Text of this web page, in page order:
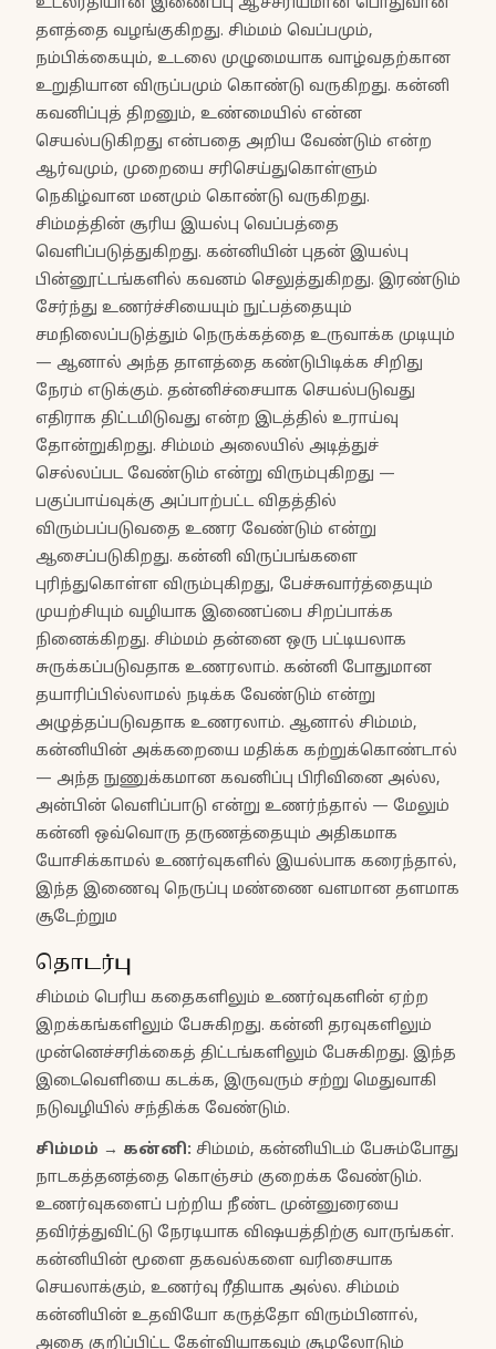
உடல்ரீதியான இணைப்பு ஆச்சரியமான பொதுவான
தளத்தை வழங்குகிறது. சிம்மம் வெப்பமும்,
நம்பிக்கையும், உடலை முழுமையாக வாழ்வதற்கான
உறுதியான விருப்பமும் கொண்டு வருகிறது. கன்னி
கவனிப்புத் திறனும், உண்மையில் என்ன
செயல்படுகிறது என்பதை அறிய வேண்டும் என்ற
ஆர்வமும், முறையை சரிசெய்துகொள்ளும்
நெகிழ்வான மனமும் கொண்டு வருகிறது.
சிம்மத்தின் சூரிய இயல்பு வெப்பத்தை
வெளிப்படுத்துகிறது. கன்னியின் புதன் இயல்பு
பின்னூட்டங்களில் கவனம் செலுத்துகிறது. இரண்டும்
சேர்ந்து உணர்ச்சியையும் நுட்பத்தையும்
சமநிலைப்படுத்தும் நெருக்கத்தை உருவாக்க முடியும்
— ஆனால் அந்த தாளத்தை கண்டுபிடிக்க சிறிது
நேரம் எடுக்கும். தன்னிச்சையாக செயல்படுவது
எதிராக திட்டமிடுவது என்ற இடத்தில் உராய்வு
தோன்றுகிறது. சிம்மம் அலையில் அடித்துச்
செல்லப்பட வேண்டும் என்று விரும்புகிறது —
பகுப்பாய்வுக்கு அப்பாற்பட்ட விதத்தில்
விரும்பப்படுவதை உணர வேண்டும் என்று
ஆசைப்படுகிறது. கன்னி விருப்பங்களை
புரிந்துகொள்ள விரும்புகிறது, பேச்சுவார்த்தையும்
முயற்சியும் வழியாக இணைப்பை சிறப்பாக்க
நினைக்கிறது. சிம்மம் தன்னை ஒரு பட்டியலாக
சுருக்கப்படுவதாக உணரலாம். கன்னி போதுமான
தயாரிப்பில்லாமல் நடிக்க வேண்டும் என்று
அழுத்தப்படுவதாக உணரலாம். ஆனால் சிம்மம்,
கன்னியின் அக்கறையை மதிக்க கற்றுக்கொண்டால்
— அந்த நுணுக்கமான கவனிப்பு பிரிவினை அல்ல,
அன்பின் வெளிப்பாடு என்று உணர்ந்தால் — மேலும்
கன்னி ஒவ்வொரு தருணத்தையும் அதிகமாக
யோசிக்காமல் உணர்வுகளில் இயல்பாக கரைந்தால்,
இந்த இணைவு நெருப்பு மண்ணை வளமான தளமாக
சூடேற்றும
தொடர்பு
சிம்மம் பெரிய கதைகளிலும் உணர்வுகளின் ஏற்ற
இறக்கங்களிலும் பேசுகிறது. கன்னி தரவுகளிலும்
முன்னெச்சரிக்கைத் திட்டங்களிலும் பேசுகிறது. இந்த
இடைவெளியை கடக்க, இருவரும் சற்று மெதுவாகி
நடுவழியில் சந்திக்க வேண்டும்.
சிம்மம் → கன்னி: சிம்மம், கன்னியிடம் பேசும்போது
நாடகத்தனத்தை கொஞ்சம் குறைக்க வேண்டும்.
உணர்வுகளைப் பற்றிய நீண்ட முன்னுரையை
தவிர்த்துவிட்டு நேரடியாக விஷயத்திற்கு வாருங்கள்.
கன்னியின் மூளை தகவல்களை வரிசையாக
செயலாக்கும், உணர்வு ரீதியாக அல்ல. சிம்மம்
கன்னியின் உதவியோ கருத்தோ விரும்பினால்,
அதை குறிப்பிட்ட கேள்வியாகவும் சூழலோடும்